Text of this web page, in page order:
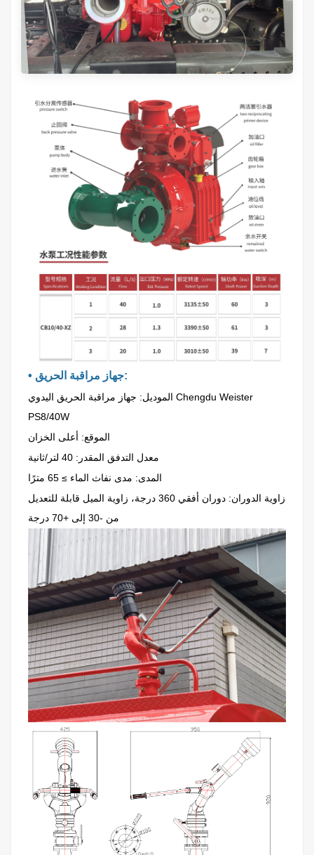
• جهاز مراقبة الحريق:
الموديل: جهاز مراقبة الحريق اليدوي Chengdu Weister
PS8/40W
الموقع: أعلى الخزان
معدل التدفق المقدر: 40 لتر/ثانية
المدى: مدى نفاث الماء ≥ 65 مترًا
زاوية الدوران: دوران أفقي 360 درجة، زاوية الميل قابلة للتعديل
من -30 إلى +70 درجة